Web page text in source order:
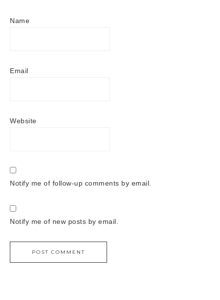
Name
Email
Website
Notify me of follow-up comments by email.
Notify me of new posts by email.